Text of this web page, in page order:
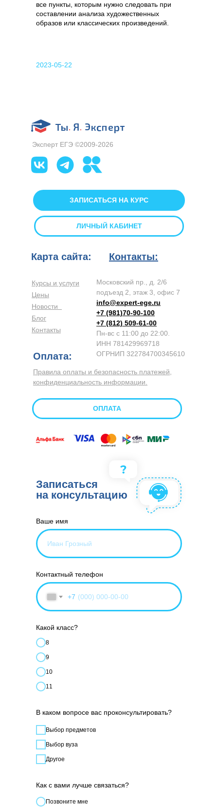
2023-05-22
все пункты, которым нужно следовать при
составлении анализа художественных
образов или классических произведений.
Курсы и услуги
Цены
Новости
Блог
Контакты
Московский пр., д. 2/6
подъезд 2, этаж 3, офис 7
info@expert-ege.ru
+7 (981)70-90-100
+7 (812) 509-61-00
Пн-вс с 11:00 до 22:00.
ИНН 781429969718
ОГРНИП 322784700345610
Правила оплаты и безопасность платежей,
конфиденциальность информации.
Карта сайта: Контакты:
Оплата:
Эксперт ЕГЭ ©2009-2026
ЗАПИСАТЬСЯ НА КУРС
ОПЛАТА
ЛИЧНЫЙ КАБИНЕТ
Ваше имя
Контактный телефон
+7
Какой класс?
8
9
10
11
В каком вопросе вас проконсультировать?
Выбор предметов
Выбор вуза
Другое
Как с вами лучше связаться?
Позвонитe мне
Записаться
на консультацию